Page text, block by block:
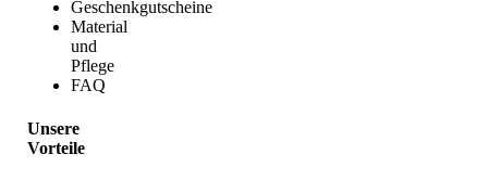
Geschenkgutscheine
Material
und
Pflege
FAQ
Unsere
Vorteile